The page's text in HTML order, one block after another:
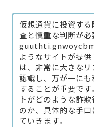
仮想通貨に投資す
査と慎重な判断が必
ようなサイトが提
は、非常に大きな
認識し、万が一に
することが重要で
トがどのような詐
のか、具体的な手
ていきます。